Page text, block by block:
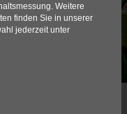
Weitere
finden Sie in unserer
jederzeit unter
für die eine